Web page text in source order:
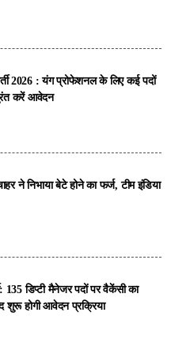
2026 : यंग प्रोफेशनल के लिए कई पदों
करें आवेदन
ने निभाया बेटे होने का फर्ज, टीम इंडिया
135 डिप्टी मैनेजर पदों पर वैकेंसी का
शुरू होगी आवेदन प्रक्रिया